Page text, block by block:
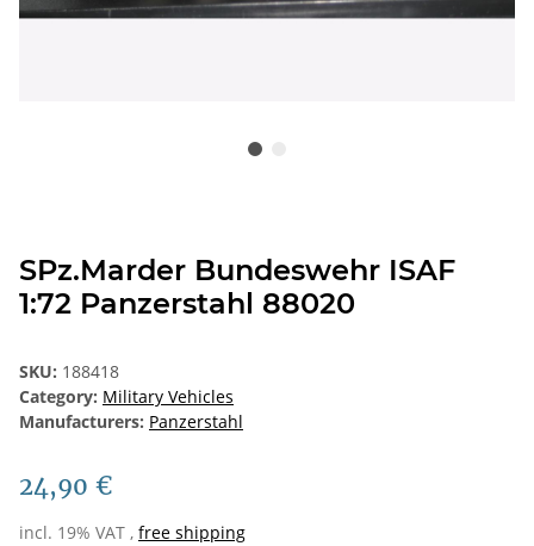
SPz.Marder Bundeswehr ISAF
1:72 Panzerstahl 88020
SKU: 188418
Category: Military Vehicles
Manufacturers: Panzerstahl
24,90 €
incl. 19% VAT , free shipping